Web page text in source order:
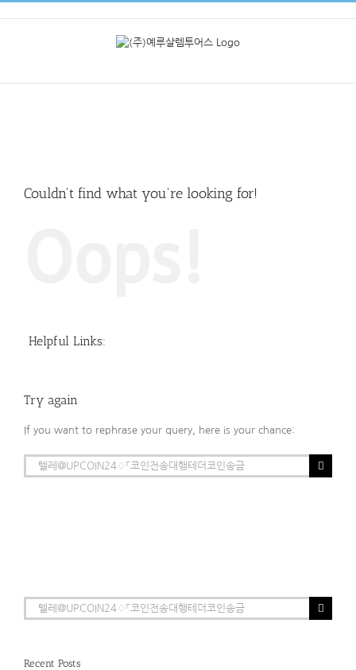
to
Couldn't find what you're looking for!
Helpful Links:
Try again
If you want to rephrase your query, here is your chance:
Search
for:
Search
for:
Recent Posts